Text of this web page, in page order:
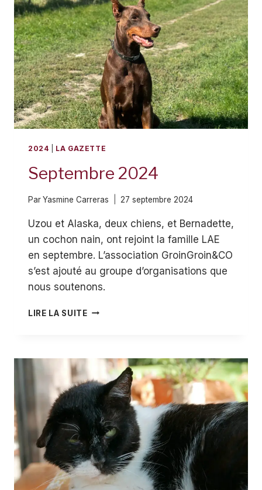
2024 LA GAZETTE
Septembre 2024
ParYasmine Carreras 27 septembre 2024
Uzou et Alaska, deux chiens, et Bernadette,
un cochon nain, ont rejoint la famille LAE
en septembre. L’association GroinGroin&CO
s’est ajouté au groupe d’organisations que
nous soutenons.
LIRE LA SUITESEPTEMBRE